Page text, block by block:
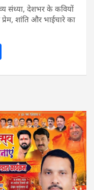
संध्या, देशभर के कवियों
प्रेम, शांति और भाईचारे का